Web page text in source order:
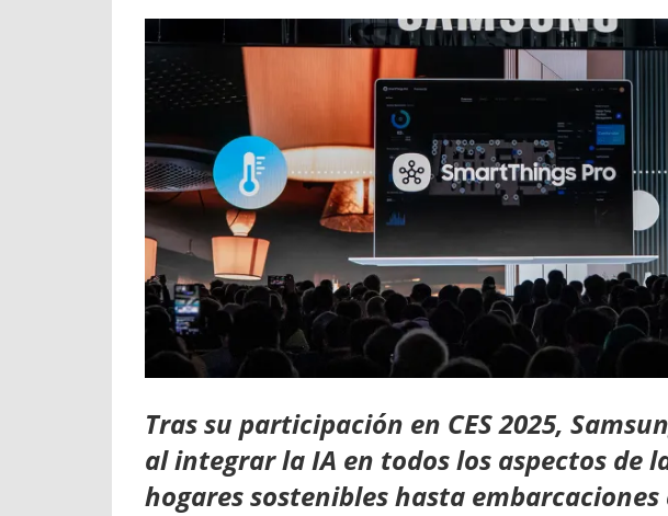
Tras su participación en CES 2025,
al integrar la IA en todos los aspectos de
hogares sostenibles hasta embarcaciones